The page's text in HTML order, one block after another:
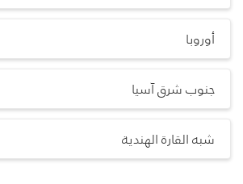
أوروبا
جنوب شرق آسيا
شبه القارة الهندية